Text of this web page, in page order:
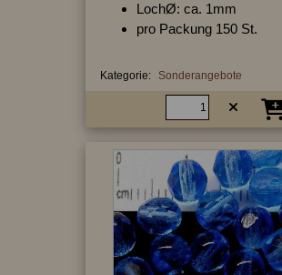
LochØ: ca. 1mm
pro Packung 150 St.
Kategorie: Sonderangebote